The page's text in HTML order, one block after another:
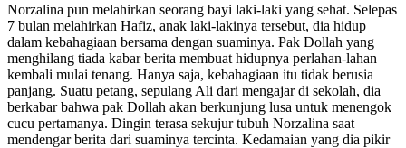
Norzalina pun melahirkan seorang bayi laki-laki yang sehat. Selepas
7 bulan melahirkan Hafiz, anak laki-lakinya tersebut, dia hidup
dalam kebahagiaan bersama dengan suaminya. Pak Dollah yang
menghilang tiada kabar berita membuat hidupnya perlahan-lahan
kembali mulai tenang. Hanya saja, kebahagiaan itu tidak berusia
panjang. Suatu petang, sepulang Ali dari mengajar di sekolah, dia
berkabar bahwa pak Dollah akan berkunjung lusa untuk menengok
cucu pertamanya. Dingin terasa sekujur tubuh Norzalina saat
mendengar berita dari suaminya tercinta. Kedamaian yang dia pikir